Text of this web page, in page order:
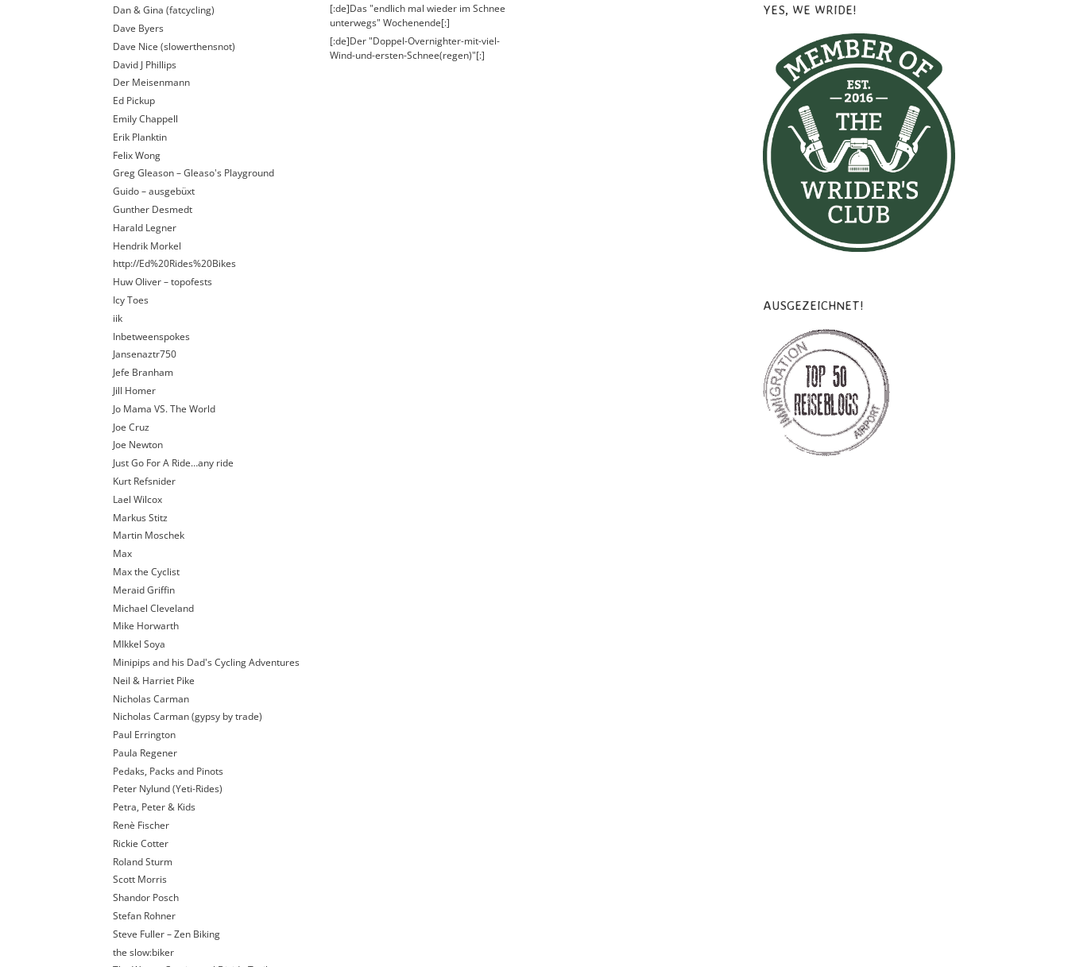
Dan & Gina (fatcycling)
Dave Byers
Dave Nice (slowerthensnot)
David J Phillips
Der Meisenmann
Ed Pickup
Emily Chappell
Erik Planktin
Felix Wong
Greg Gleason – Gleaso's Playground
Guido – ausgebüxt
Gunther Desmedt
Harald Legner
Hendrik Morkel
http://Ed%20Rides%20Bikes
Huw Oliver – topofests
Icy Toes
iik
Inbetweenspokes
Jansenaztr750
Jefe Branham
Jill Homer
Jo Mama VS. The World
Joe Cruz
Joe Newton
Just Go For A Ride…any ride
Kurt Refsnider
Lael Wilcox
Markus Stitz
Martin Moschek
Max
Max the Cyclist
Meraid Griffin
Michael Cleveland
Mike Horwarth
MIkkel Soya
Minipips and his Dad's Cycling Adventures
Neil & Harriet Pike
Nicholas Carman
Nicholas Carman (gypsy by trade)
Paul Errington
Paula Regener
Pedaks, Packs and Pinots
Peter Nylund (Yeti-Rides)
Petra, Peter & Kids
Renè Fischer
Rickie Cotter
Roland Sturm
Scott Morris
Shandor Posch
Stefan Rohner
Steve Fuller – Zen Biking
the slow:biker
[:de]Das "endlich mal wieder im Schnee
unterwegs" Wochenende[:]
[:de]Der "Doppel-Overnighter-mit-viel-
Wind-und-ersten-Schnee(regen)"[:]
YES, WE WRIDE!
AUSGEZEICHNET!